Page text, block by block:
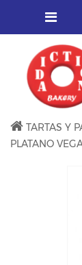
TARTAS Y
PLATANO